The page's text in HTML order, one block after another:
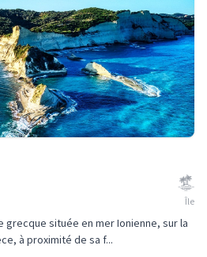
Île
grecque située en mer Ionienne, sur la
à proximité de sa f...